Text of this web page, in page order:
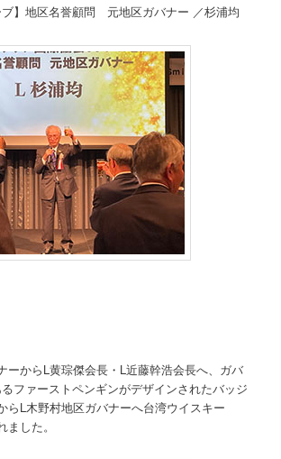
】地区名誉顧問 元地区ガバナー ／杉浦均
ーからL黄琮傑会長・L近藤幹浩会長へ、ガバ
ファーストペンギンがデザインされたバッジ
らL木野村地区ガバナーへ台湾ウイスキー
した。